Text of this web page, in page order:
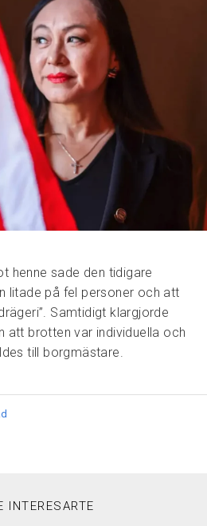
henne sade den tidigare
litade på fel personer och att
Samtidigt klargjorde
att brotten var individuella och
till borgmästare.
INTERESARTE